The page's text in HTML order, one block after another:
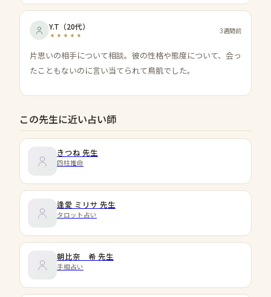
Y.T （20代） 3週間前
片思いの相手について相談。彼の性格や態度について、会っ
たこともないのに言い当てられて鳥肌でした。
この先生に近い占い師
きつね 先生
四柱推命
逢愛 ミリサ 先生
タロット占い
朝比奈 希 先生
手相占い